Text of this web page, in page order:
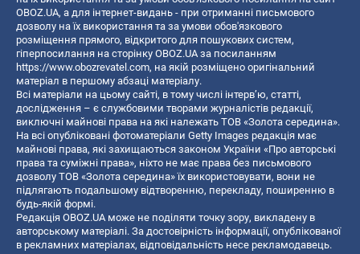
OBOZ.UA, а для інтернет-видань - при отриманні письмового
дозволу на їх використання та за умови обов'язкового
розміщення прямого, відкритого для пошукових систем,
гіперпосилання на сторінку OBOZ.UA за посиланням
https://www.obozrevatel.com, на якій розміщено оригінальний
матеріал в першому абзаці матеріалу.
Всі матеріали на цьому сайті, в тому числі інтерв’ю, статті,
дослідження – є службовими творами журналістів редакції,
виключні майнові права на які належать ТОВ «Золота середина».
На всі опубліковані фотоматеріали Getty Images редакція має
майнові права, які захищаються законом України «Про авторські
права та суміжні права», ніхто не має права без письмового
дозволу ТОВ «Золота середина» їх використовувати, вони не
підлягають подальшому відтворенню, перекладу, поширенню в
будь-якій формі.
Редакція OBOZ.UA може не поділяти точку зору, викладену в
авторському матеріалі. За достовірність інформації, опублікованої
в рекламних матеріалах, відповідальність несе рекламодавець.